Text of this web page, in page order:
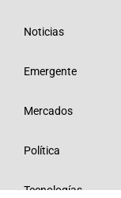
Noticias
Emergente
Mercados
Política
Tecnologías